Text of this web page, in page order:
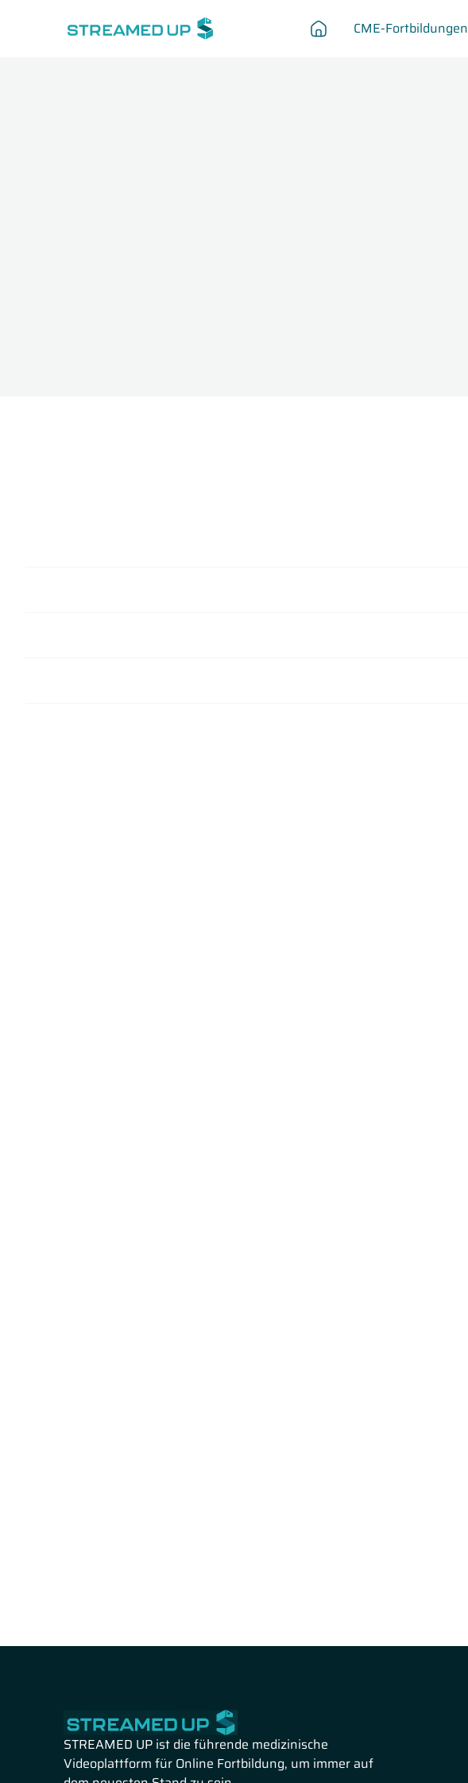
CME-Fortbildungen
STREAMED UP ist die führende medizinische
Videoplattform für Online Fortbildung, um immer auf